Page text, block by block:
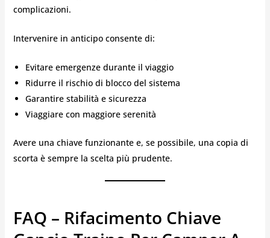
complicazioni.
Intervenire in anticipo consente di:
Evitare emergenze durante il viaggio
Ridurre il rischio di blocco del sistema
Garantire stabilità e sicurezza
Viaggiare con maggiore serenità
Avere una chiave funzionante e, se possibile, una copia di
scorta è sempre la scelta più prudente.
FAQ – Rifacimento Chiave